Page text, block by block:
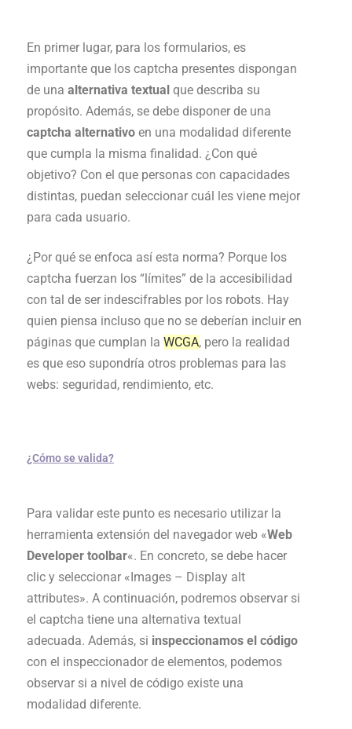
En primer lugar, para los formularios, es
importante que los captcha presentes dispongan
de una alternativa textual que describa su
propósito. Además, se debe disponer de una
captcha alternativo en una modalidad diferente
que cumpla la misma finalidad. ¿Con qué
objetivo? Con el que personas con capacidades
distintas, puedan seleccionar cuál les viene mejor
para cada usuario.
¿Por qué se enfoca así esta norma? Porque los
captcha fuerzan los “límites” de la accesibilidad
con tal de ser indescifrables por los robots. Hay
quien piensa incluso que no se deberían incluir en
páginas que cumplan la WCGA, pero la realidad
es que eso supondría otros problemas para las
webs: seguridad, rendimiento, etc.
¿Cómo se valida?
Para validar este punto es necesario utilizar la
herramienta extensión del navegador web «Web
Developer toolbar«. En concreto, se debe hacer
clic y seleccionar «Images – Display alt
attributes». A continuación, podremos observar si
el captcha tiene una alternativa textual
adecuada. Además, si inspeccionamos el código
con el inspeccionador de elementos, podemos
observar si a nivel de código existe una
modalidad diferente.